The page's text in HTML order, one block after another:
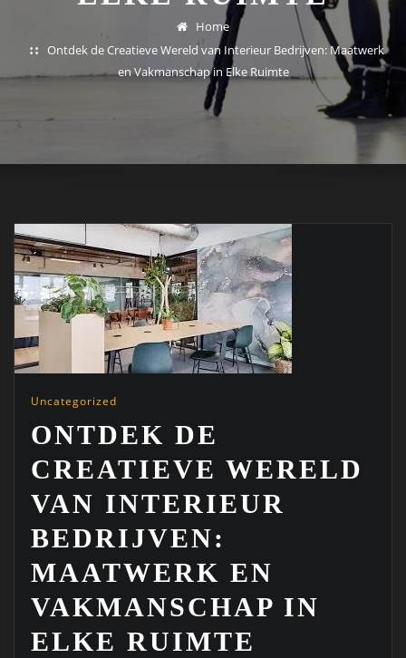
Home
Ontdek de Creatieve Wereld van Interieur Bedrijven: Maatwerk
en Vakmanschap in Elke Ruimte
Uncategorized
ONTDEK DE
CREATIEVE WERELD
VAN INTERIEUR
BEDRIJVEN:
MAATWERK EN
VAKMANSCHAP IN
ELKE RUIMTE